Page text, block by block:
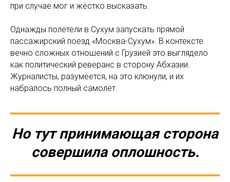
при случае мог и жёстко высказать.
Однажды полетели в Сухум запускать прямой
пассажирский поезд «Москва-Сухум». В контексте
вечно сложных отношений с Грузией это выглядело
как политический реверанс в сторону Абхазии.
Журналисты, разумеется, на это клюнули, и их
набралось полный самолёт.
Но тут принимающая сторона
совершила оплошность.